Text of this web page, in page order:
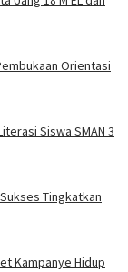
Orientasi
Siswa SMAN 3
Tingkatkan
Kampanye Hidup